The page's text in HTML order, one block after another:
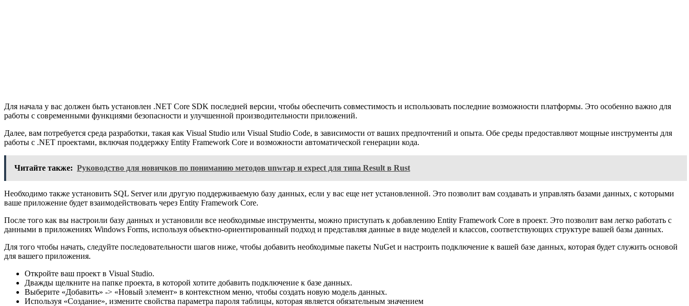
Для начала у вас должен быть установлен .NET Core SDK последней версии, чтобы обеспечить совместимость и использовать последние возможности платформы. Это особенно важно для
работы с современными функциями безопасности и улучшенной производительности приложений.
Далее, вам потребуется среда разработки, такая как Visual Studio или Visual Studio Code, в зависимости от ваших предпочтений и опыта. Обе среды предоставляют мощные инструменты для
работы с .NET проектами, включая поддержку Entity Framework Core и возможности автоматической генерации кода.
Читайте также: Руководство для новичков по пониманию методов unwrap и expect для типа Result в Rust
Необходимо также установить SQL Server или другую поддерживаемую базу данных, если у вас еще нет установленной. Это позволит вам создавать и управлять базами данных, с которыми
ваше приложение будет взаимодействовать через Entity Framework Core.
После того как вы настроили базу данных и установили все необходимые инструменты, можно приступать к добавлению Entity Framework Core в проект. Это позволит вам легко работать с
данными в приложениях Windows Forms, используя объектно-ориентированный подход и представляя данные в виде моделей и классов, соответствующих структуре вашей базы данных.
Для того чтобы начать, следуйте последовательности шагов ниже, чтобы добавить необходимые пакеты NuGet и настроить подключение к вашей базе данных, которая будет служить основой
для вашего приложения.
Откройте ваш проект в Visual Studio.
Дважды щелкните на папке проекта, в которой хотите добавить подключение к базе данных.
Выберите «Добавить» -> «Новый элемент» в контекстном меню, чтобы создать новую модель данных.
Используя «Создание», измените свойства параметра пароля таблицы, которая является обязательным значением